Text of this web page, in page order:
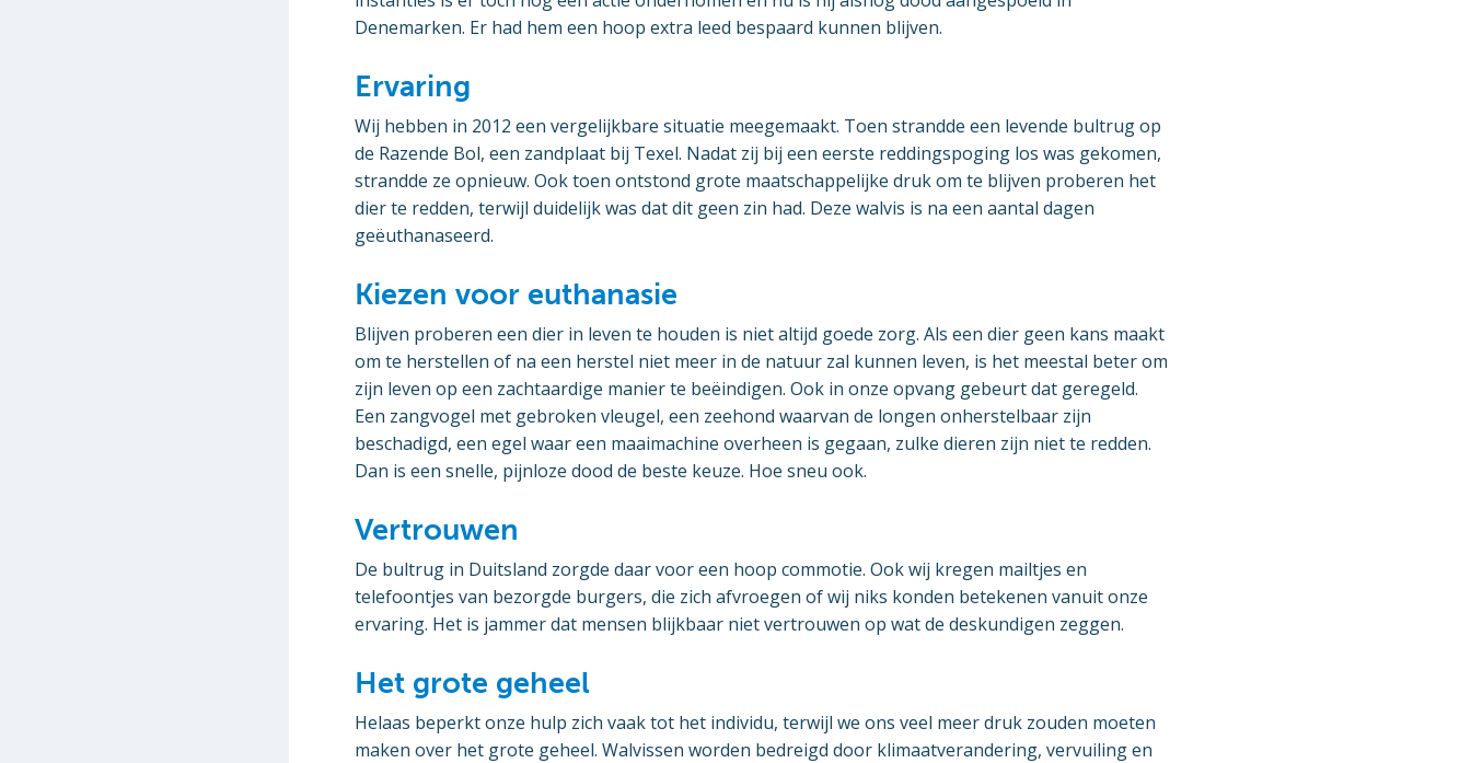
Denemarken. Er had hem een hoop extra leed bespaard kunnen blijven.
Ervaring
Wij hebben in 2012 een vergelijkbare situatie meegemaakt. Toen strandde een levende bultrug op
de Razende Bol, een zandplaat bij Texel. Nadat zij bij een eerste reddingspoging los was gekomen,
strandde ze opnieuw. Ook toen ontstond grote maatschappelijke druk om te blijven proberen het
dier te redden, terwijl duidelijk was dat dit geen zin had. Deze walvis is na een aantal dagen
geëuthanaseerd.
Kiezen voor euthanasie
Blijven proberen een dier in leven te houden is niet altijd goede zorg. Als een dier geen kans maakt
om te herstellen of na een herstel niet meer in de natuur zal kunnen leven, is het meestal beter om
zijn leven op een zachtaardige manier te beëindigen. Ook in onze opvang gebeurt dat geregeld.
Een zangvogel met gebroken vleugel, een zeehond waarvan de longen onherstelbaar zijn
beschadigd, een egel waar een maaimachine overheen is gegaan, zulke dieren zijn niet te redden.
Dan is een snelle, pijnloze dood de beste keuze. Hoe sneu ook.
Vertrouwen
De bultrug in Duitsland zorgde daar voor een hoop commotie. Ook wij kregen mailtjes en
telefoontjes van bezorgde burgers, die zich afvroegen of wij niks konden betekenen vanuit onze
ervaring. Het is jammer dat mensen blijkbaar niet vertrouwen op wat de deskundigen zeggen.
Het grote geheel
Helaas beperkt onze hulp zich vaak tot het individu, terwijl we ons veel meer druk zouden moeten
maken over het grote geheel. Walvissen worden bedreigd door klimaatverandering, vervuiling en